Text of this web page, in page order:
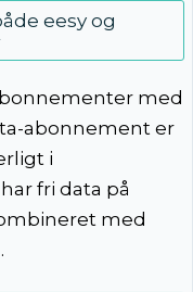
eesy og
med
abonnement er
i
fri data på
med